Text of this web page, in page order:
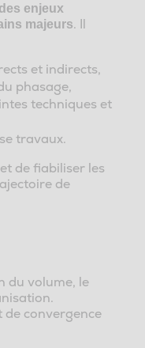
enjeux
majeurs. Il
et indirects,
phasage,
techniques et
travaux.
de fiabiliser les
de
du volume, le
de convergence